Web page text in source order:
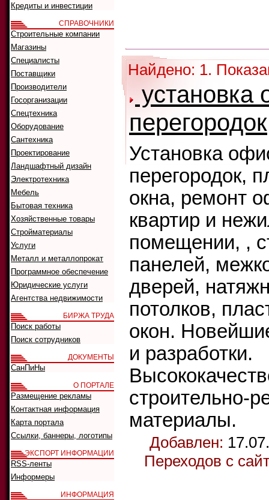
Найдено: 1.
установка
перегородок
Установка
перегородок,
окна, ремонт
квартир и
помещении, ,
панелей,
дверей,
потолков,
окон.
и разработки.
строительно-
материалы.
Добавлен:
Переходов с
Кредиты и инвестиции
СПРАВОЧНИКИ
Строительные компании
Магазины
Специалисты
Поставщики
Производители
Госорганизации
Спецтехника
Оборудование
Сантехника
Проектирование
Ландшафтный дизайн
Электротехника
Мебель
Бытовая техника
Хозяйственные товары
Стройматериалы
Услуги
Металл и металлопрокат
Программное обеспечение
Юридические услуги
Агентства недвижимости
БИРЖА ТРУДА
Поиск работы
Поиск сотрудников
ДОКУМЕНТЫ
СанПиНы
О ПОРТАЛЕ
Размещение рекламы
Контактная информация
Карта портала
Ссылки, баннеры, логотипы
ЭКСПОРТ ИНФОРМАЦИИ
RSS-ленты
Информеры
ИНФОРМАЦИЯ